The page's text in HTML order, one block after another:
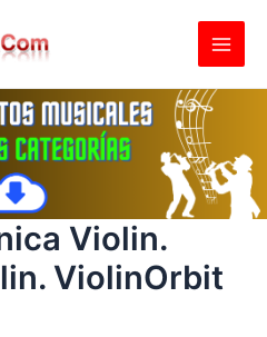
Violin.
ViolinOrbit